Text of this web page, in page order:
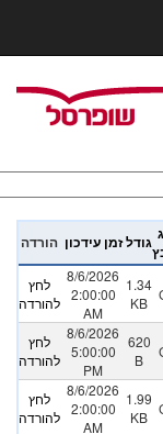
הורדה זמן עידכוןגודל
לחץ
להורדה
8/6/2026
2:00:00
AM
1.34
KB
לחץ
להורדה
8/6/2026
5:00:00
PM
620
B
לחץ
להורדה
8/6/2026
2:00:00
AM
1.99
KB